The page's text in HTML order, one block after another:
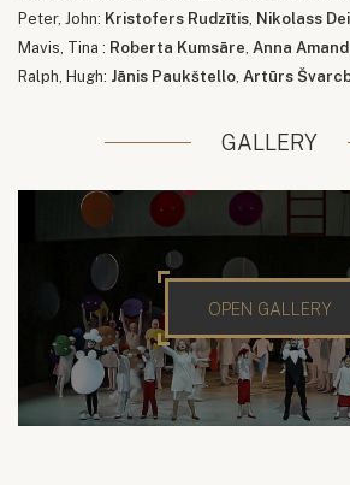
Peter, John: Kristofers Rudzītis Nikolass
Mavis, Tina : Roberta Kumsāre Anna
Ralph, Hugh: Jānis Paukštello Artūrs
GALLERY
OPEN GALLERY